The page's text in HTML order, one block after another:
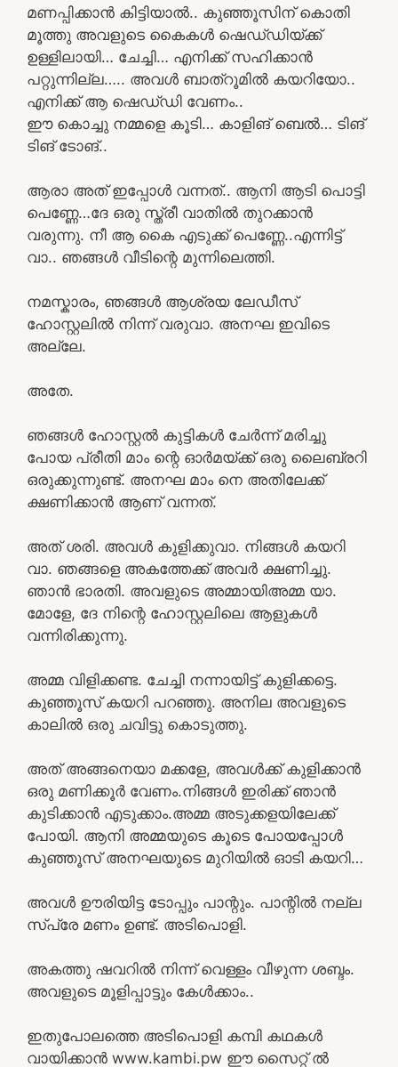
മണപ്പിക്കാൻ കിട്ടിയാൽ.. കുഞ്ഞൂസിന് കൊതി
മൂത്തു അവളുടെ കൈകൾ ഷെഡ്‌ഡിയ്ക്ക്
ഉള്ളിലായി… ചേച്ചി… എനിക്ക് സഹിക്കാൻ
പറ്റുന്നില്ല….. അവൾ ബാത്‌റൂമിൽ കയറിയോ..
എനിക്ക് ആ ഷെഡ്‌ഡി വേണം..
ഈ കൊച്ചു നമ്മളെ കൂടി… കാളിങ് ബെൽ… ടിങ്
ടിങ് ടോങ്..
ആരാ അത് ഇപ്പോൾ വന്നത്.. ആനി ആടി പൊട്ടി
പെണ്ണേ…ദേ ഒരു സ്ത്രീ വാതിൽ തുറക്കാൻ
വരുന്നു. നീ ആ കൈ എടുക്ക് പെണ്ണേ..എന്നിട്ട്
വാ.. ഞങ്ങൾ വീടിന്റെ മുന്നിലെത്തി.
നമസ്കാരം, ഞങ്ങൾ ആശ്രയ ലേഡീസ്
ഹോസ്റ്റലിൽ നിന്ന് വരുവാ. അനഘ ഇവിടെ
അല്ലേ.
അതേ.
ഞങ്ങൾ ഹോസ്റ്റൽ കുട്ടികൾ ചേർന്ന് മരിച്ചു
പോയ പ്രീതി മാം ന്റെ ഓർമയ്ക്ക് ഒരു ലൈബ്രറി
ഒരുക്കുന്നുണ്ട്. അനഘ മാം നെ അതിലേക്ക്
ക്ഷണിക്കാൻ ആണ് വന്നത്.
അത് ശരി. അവൾ കുളിക്കുവാ. നിങ്ങൾ കയറി
വാ. ഞങ്ങളെ അകത്തേക്ക് അവർ ക്ഷണിച്ചു.
ഞാൻ ഭാരതി. അവളുടെ അമ്മായിഅമ്മ യാ.
മോളേ, ദേ നിന്റെ ഹോസ്റ്റലിലെ ആളുകൾ
വന്നിരിക്കുന്നു.
അമ്മ വിളിക്കണ്ട. ചേച്ചി നന്നായിട്ട് കുളിക്കട്ടെ.
കുഞ്ഞൂസ് കയറി പറഞ്ഞു. അനില അവളുടെ
കാലിൽ ഒരു ചവിട്ടു കൊടുത്തു.
അത് അങ്ങനെയാ മക്കളേ, അവൾക്ക് കുളിക്കാൻ
ഒരു മണിക്കൂർ വേണം.നിങ്ങൾ ഇരിക്ക് ഞാൻ
കുടിക്കാൻ എടുക്കാം.അമ്മ അടുക്കളയിലേക്ക്
പോയി. ആനി അമ്മയുടെ കൂടെ പോയപ്പോൾ
കുഞ്ഞൂസ് അനഘയുടെ മുറിയിൽ ഓടി കയറി…
അവൾ ഊരിയിട്ട ടോപ്പും പാന്റും. പാന്റിൽ നല്ല
സ്പ്രേ മണം ഉണ്ട്. അടിപൊളി.
അകത്തു ഷവറിൽ നിന്ന് വെള്ളം വീഴുന്ന ശബ്ദം.
അവളുടെ മൂളിപ്പാട്ടും കേൾക്കാം..
ഇതുപോലത്തെ അടിപൊളി കമ്പി കഥകൾ
വായിക്കാൻ www.kambi.pw ഈ സൈറ്റ് ൽ